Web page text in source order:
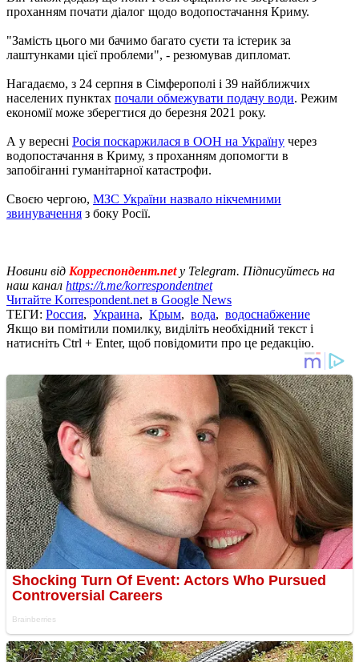
проханням почати діалог щодо водопостачання Криму.
"Замість цього ми бачимо багато суєти та істерик за
лаштунками цієї проблеми", - резюмував дипломат.
Нагадаємо, з 24 серпня в Сімферополі і 39 найближчих
населених пунктах почали обмежувати подачу води. Режим
економії може зберегтися до березня 2021 року.
А у вересні Росія поскаржилася в ООН на Україну через
водопостачання в Криму, з проханням допомогти в
запобіганні гуманітарної катастрофи.
Своєю чергою, МЗС України назвало нікчемними
звинувачення з боку Росії.
Новини від Корреспондент.netу Telegram. Підписуйтесь на
наш канал https://t.me/korrespondentnet
Читайте Korrespondent.net в Google News
ТЕГИ: Россия, Украина, Крым, вода, водоснабжение
Якщо ви помітили помилку, виділіть необхідний текст і
натисніть Ctrl + Enter, щоб повідомити про це редакцію.